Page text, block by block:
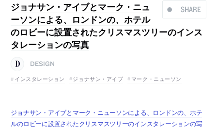
SHARE
ジョナサン・アイブとマーク・ニュ
ーソンによる、ロンドンの、ホテル
のロビーに設置されたクリスマスツリーのインス
タレーションの写真
DESIGN
インスタレーション
ジョナサン・アイブ マーク・ニューソン
ジョナサン・アイブとマーク・ニューソンによる、ロンドンの、ホテ
ルのロビーに設置されたクリスマスツリーのインスタレーションの写